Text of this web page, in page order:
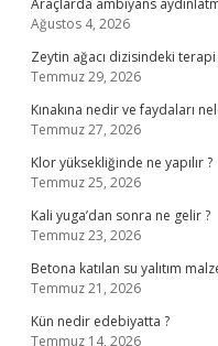
Araçlarda ambiyans
Ağustos 4, 2026
Zeytin ağacı dizisindeki
Temmuz 29, 2026
Kınakına nedir ve faydaları
Temmuz 27, 2026
Klor yüksekliğinde ne yapılır ?
Temmuz 25, 2026
Kali yuga’dan sonra ne gelir ?
Temmuz 23, 2026
Betona katılan su yalıtım
Temmuz 21, 2026
Kün nedir edebiyatta ?
Temmuz 14, 2026